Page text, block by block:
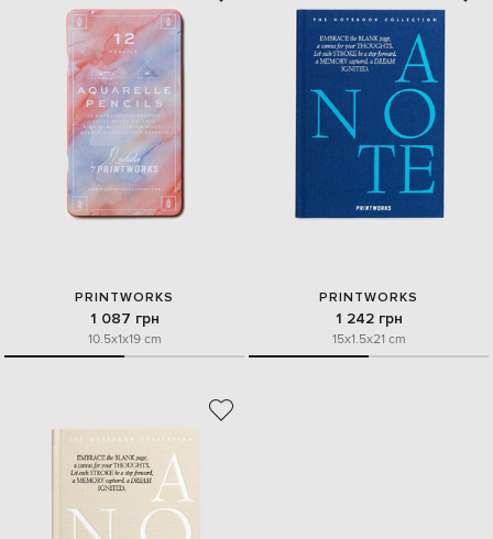
PRINTWORKS
1 087 грн
10.5x1x19 cm
PRINTWORKS
1 242 грн
15x1.5x21 cm